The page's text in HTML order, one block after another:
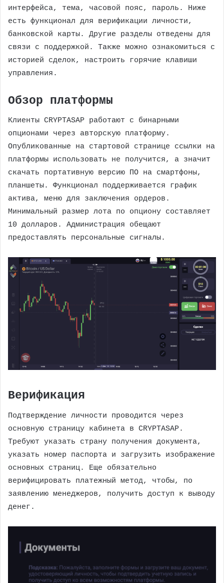
интерфейса, тема, часовой пояс, пароль. Ниже
есть функционал для верификации личности,
банковской карты. Другие разделы отведены для
связи с поддержкой. Также можно ознакомиться с
историей сделок, настроить горячие клавиши
управления.
Обзор платформы
Клиенты CRYPTASAP работают с бинарными
опционами через авторскую платформу.
Опубликованные на стартовой странице ссылки на
платформы использовать не получится, а значит
скачать портативную версию ПО на смартфоны,
планшеты. Функционал поддерживается график
актива, меню для заключения ордеров.
Минимальный размер лота по опциону составляет
10 долларов. Администрация обещают
предоставлять персональные сигналы.
Верификация
Подтверждение личности проводится через
основную страницу кабинета в CRYPTASAP.
Требуют указать страну получения документа,
указать номер паспорта и загрузить изображение
основных страниц. Еще обязательно
верифицировать платежный метод, чтобы, по
заявлению менеджеров, получить доступ к выводу
денег.